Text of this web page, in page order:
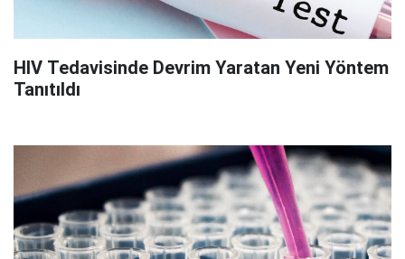
HIV Tedavisinde Devrim Yaratan Yeni Yöntem
Tanıtıldı